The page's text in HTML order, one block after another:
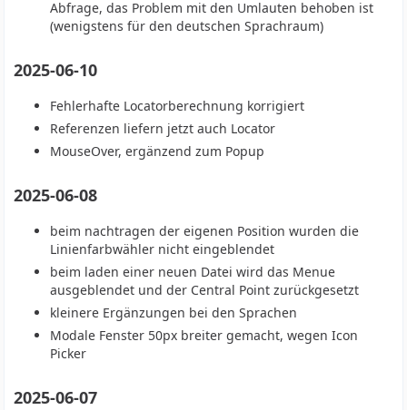
Abfrage, das Problem mit den Umlauten behoben ist
(wenigstens für den deutschen Sprachraum)
2025-06-10
Fehlerhafte Locatorberechnung korrigiert
Referenzen liefern jetzt auch Locator
MouseOver, ergänzend zum Popup
2025-06-08
beim nachtragen der eigenen Position wurden die
Linienfarbwähler nicht eingeblendet
beim laden einer neuen Datei wird das Menue
ausgeblendet und der Central Point zurückgesetzt
kleinere Ergänzungen bei den Sprachen
Modale Fenster 50px breiter gemacht, wegen Icon
Picker
2025-06-07